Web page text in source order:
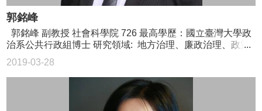
郭銘峰
2019-03-28
郭銘峰 副教授 社會科學院 726 最高學歷：國立臺灣大學政
治系公共行政組博士 研究領域: 地方治理、廉政治理、政策
分析、公民參與、比較行政與政策、方法論應用 研究團隊:
GovLab@Taiwan臺灣公共治理實驗室 02-3366-8385
mingfeng.kuo@gmail.com